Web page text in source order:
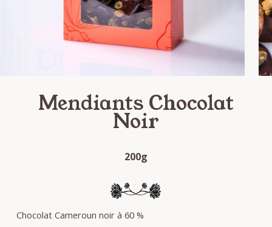
Mendiants Chocolat
Noir
200g
Chocolat Cameroun noir à 60 %